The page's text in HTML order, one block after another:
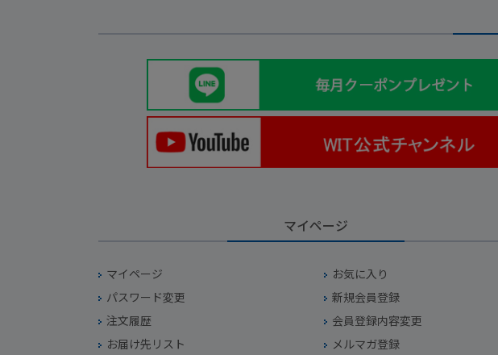
マイページ
マイページ
お気に入り
パスワード変更
新規会員登録
注文履歴
会員登録内容変更
お届け先リスト
メルマガ登録